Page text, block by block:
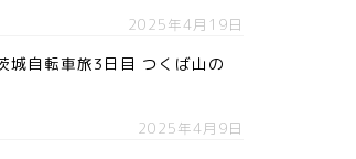
2025年4月19日
城自転車旅3日目 つくば山の
2025年4月9日